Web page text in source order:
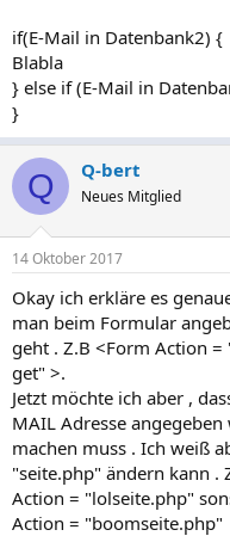
if(E-Mail in Datenbank2) {
Blabla
} else if (E-Mail in
}
Q Q-bert
Neues Mitglied
14 Oktober 2017
Okay ich erkläre es
man beim Formular
geht . Z.B <Form Action
get" >.
Jetzt möchte ich aber ,
MAIL Adresse
machen muss . Ich weiß
"seite.php" ändern kann .
Action = "lolseite.php"
Action = "boomseite.php"